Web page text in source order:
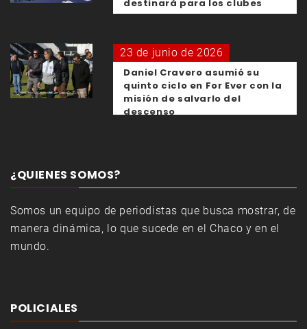
destinará para los clubes
23 de junio de 2026
Daniel Cravero asumió su
quinto ciclo en For Ever con la
misión de salvarlo del
descenso
¿QUIENES SOMOS?
Somos un equipo de periodistas que busca mostrar, de
manera dinámica, lo que sucede en el Chaco y en el
mundo.
POLICIALES